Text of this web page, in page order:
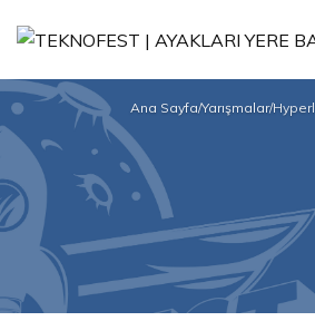
Ana Sayfa/Yarışmalar/